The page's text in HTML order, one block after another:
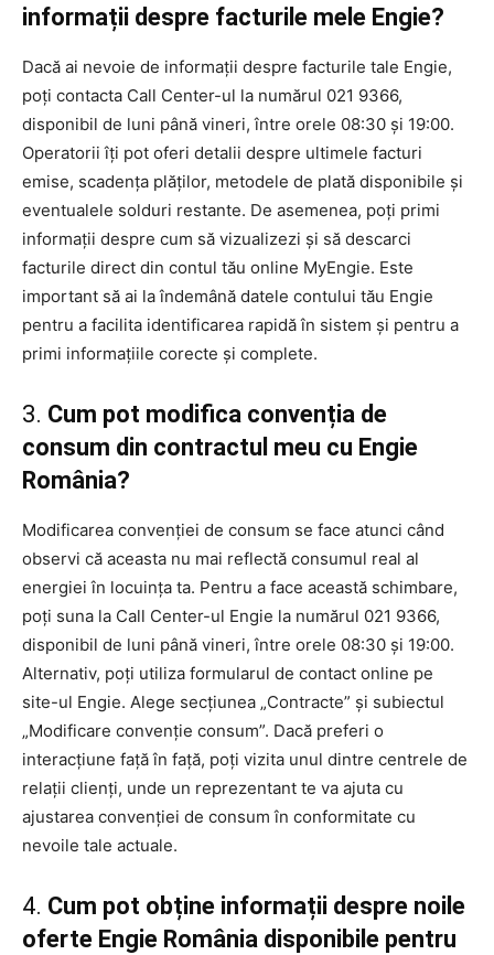
informații despre facturile mele Engie?
Dacă ai nevoie de informații despre facturile tale Engie,
poți contacta Call Center-ul la numărul 021 9366,
disponibil de luni până vineri, între orele 08:30 și 19:00.
Operatorii îți pot oferi detalii despre ultimele facturi
emise, scadența plăților, metodele de plată disponibile și
eventualele solduri restante. De asemenea, poți primi
informații despre cum să vizualizezi și să descarci
facturile direct din contul tău online MyEngie. Este
important să ai la îndemână datele contului tău Engie
pentru a facilita identificarea rapidă în sistem și pentru a
primi informațiile corecte și complete.
3. Cum pot modifica convenția de
consum din contractul meu cu Engie
România?
Modificarea convenției de consum se face atunci când
observi că aceasta nu mai reflectă consumul real al
energiei în locuința ta. Pentru a face această schimbare,
poți suna la Call Center-ul Engie la numărul 021 9366,
disponibil de luni până vineri, între orele 08:30 și 19:00.
Alternativ, poți utiliza formularul de contact online pe
site-ul Engie. Alege secțiunea „Contracte” și subiectul
„Modificare convenție consum”. Dacă preferi o
interacțiune față în față, poți vizita unul dintre centrele de
relații clienți, unde un reprezentant te va ajuta cu
ajustarea convenției de consum în conformitate cu
nevoile tale actuale.
4. Cum pot obține informații despre noile
oferte Engie România disponibile pentru